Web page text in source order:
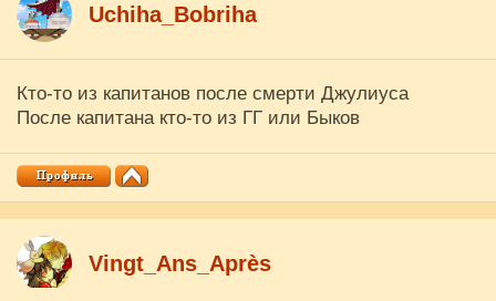
Uchiha_Bobriha
Кто-то из капитанов после смерти Джулиуса
После капитана кто-то из ГГ или Быков
Vingt_Ans_Après